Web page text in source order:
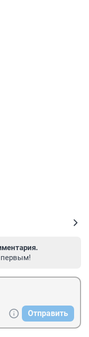
первым!
Отправить